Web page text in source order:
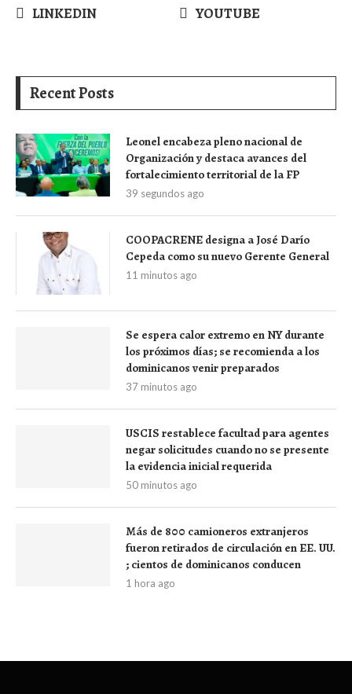
LINKEDIN
YOUTUBE
Recent Posts
Leonel encabeza pleno nacional de
Organización y destaca avances del
fortalecimiento territorial de la FP
39 segundos ago
COOPACRENE designa a José Darío
Cepeda como su nuevo Gerente General
11 minutos ago
Se espera calor extremo en NY durante
los próximos días; se recomienda a los
dominicanos venir preparados
37 minutos ago
USCIS restablece facultad para agentes
negar solicitudes cuando no se presente
la evidencia inicial requerida
50 minutos ago
Más de 800 camioneros extranjeros
fueron retirados de circulación en EE. UU.
; cientos de dominicanos conducen
1 hora ago